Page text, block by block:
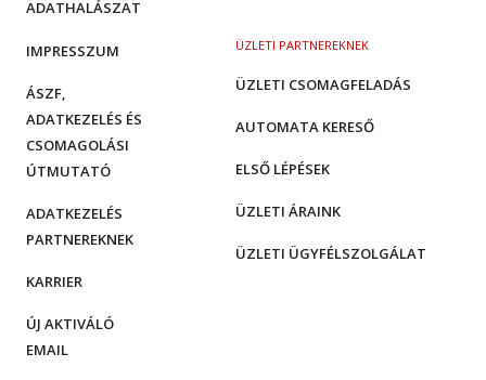
ÜZLETI PARTNEREKNEK
ÜZLETI CSOMAGFELADÁS
AUTOMATA KERESŐ
ELSŐ LÉPÉSEK
ÜZLETI ÁRAINK
ÜZLETI ÜGYFÉLSZOLGÁLAT
ADATHALÁSZAT
IMPRESSZUM
ÁSZF,
ADATKEZELÉS ÉS
CSOMAGOLÁSI
ÚTMUTATÓ
ADATKEZELÉS
PARTNEREKNEK
KARRIER
ÚJ AKTIVÁLÓ
EMAIL